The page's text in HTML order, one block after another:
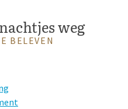
weg
BELEVEN